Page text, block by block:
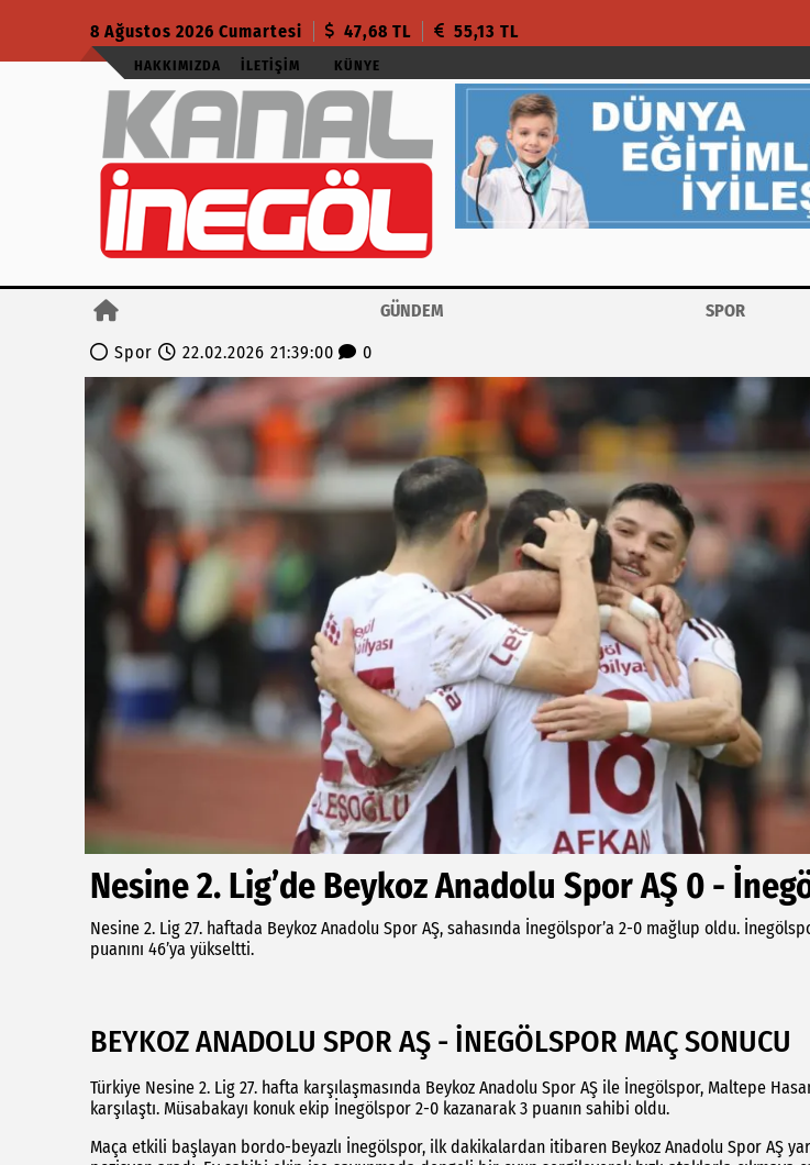
8 Ağustos 2026 Cumartesi 47,68 TL 55,13 TL
HAKKIMIZDA İLETIŞIM KÜNYE
GÜNDEM SPOR
Spor
22.02.2026 21:39:00 0
Nesine 2. Lig’de Beykoz Anadolu Spor AŞ 0 -
Nesine 2. Lig 27. haftada Beykoz Anadolu Spor AŞ, sahasında İnegölspor’a 2-0 mağlup oldu.
puanını 46’ya yükseltti.
BEYKOZ ANADOLU SPOR AŞ - İNEGÖLSPOR MAÇ SONUCU
Türkiye Nesine 2. Lig 27. hafta karşılaşmasında Beykoz Anadolu Spor AŞ ile İnegölspor, Maltepe
karşılaştı. Müsabakayı konuk ekip İnegölspor 2-0 kazanarak 3 puanın sahibi oldu.
Maça etkili başlayan bordo-beyazlı İnegölspor, ilk dakikalardan itibaren Beykoz Anadolu Spor AŞ